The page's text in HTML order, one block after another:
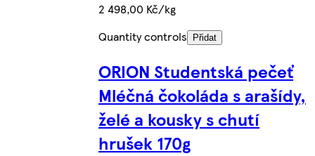
2 498,00 Kč/kg
Quantity controls
Přidat
ORION Studentská pečeť
Mléčná čokoláda s arašídy,
želé a kousky s chutí
hrušek 170g